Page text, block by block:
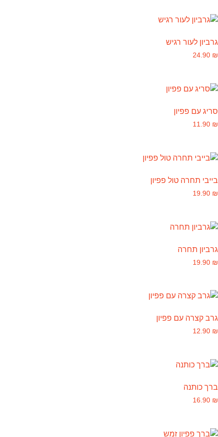
גרביון לעור רגיש
24.90 ₪
סריג עם פפיון
11.90 ₪
בייבי תחרה טול פפיון
19.90 ₪
גרביון תחרה
19.90 ₪
גרב קצרה עם פפיון
12.90 ₪
ברך כותנה
16.90 ₪